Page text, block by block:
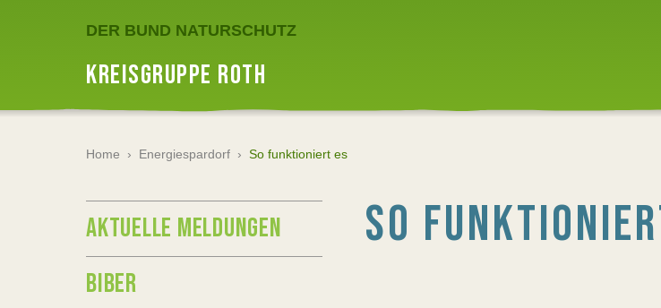
DER BUND NATURSCHUTZ
KREISGRUPPE ROTH
Home › Energiespardorf › So funktioniert es
SO
AKTUELLE MELDUNGEN
BIBER